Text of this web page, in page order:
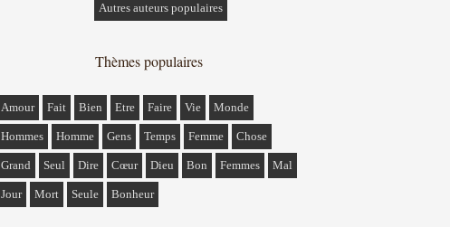
Autres auteurs populaires
Thèmes populaires
Amour Fait Bien Etre Faire Vie Monde
Hommes Homme Gens Temps Femme Chose
Grand Seul Dire Cœur Dieu Bon Femmes Mal
Jour Mort Seule Bonheur